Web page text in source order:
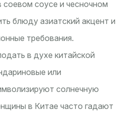
соевом соусе и чесночном
блюду азиатский акцент и
требования.
в духе китайской
или
солнечную
в Китае часто гадают